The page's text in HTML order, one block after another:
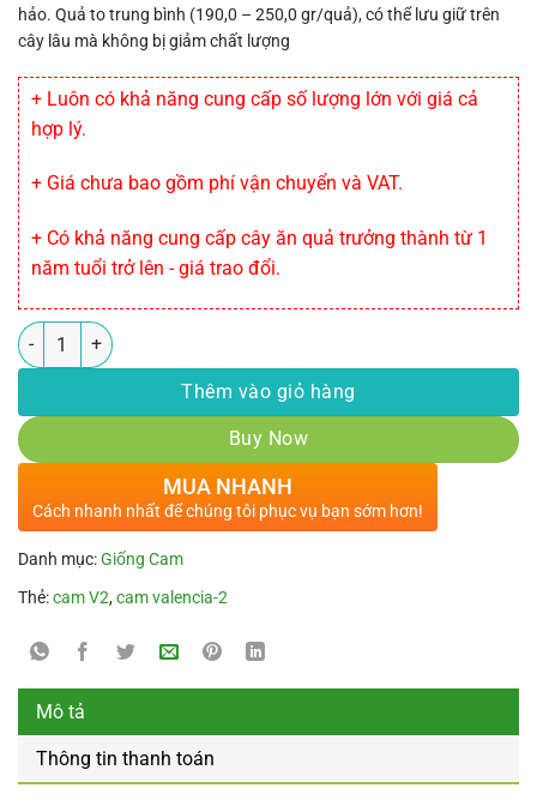
hảo. Quả to trung bình (190,0 – 250,0 gr/quả), có thể lưu giữ trên
cây lâu mà không bị giảm chất lượng
+ Luôn có khả năng cung cấp số lượng lớn với giá cả
hợp lý.
+ Giá chưa bao gồm phí vận chuyển và VAT.
+ Có khả năng cung cấp cây ăn quả trưởng thành từ 1
năm tuổi trở lên - giá trao đổi.
Số lượng
Thêm vào giỏ hàng
Buy Now
MUA NHANH
Cách nhanh nhất để chúng tôi phục vụ bạn sớm hơn!
Danh mục:Giống Cam
Thẻ:cam V2,cam valencia-2
Mô tả
Thông tin thanh toán